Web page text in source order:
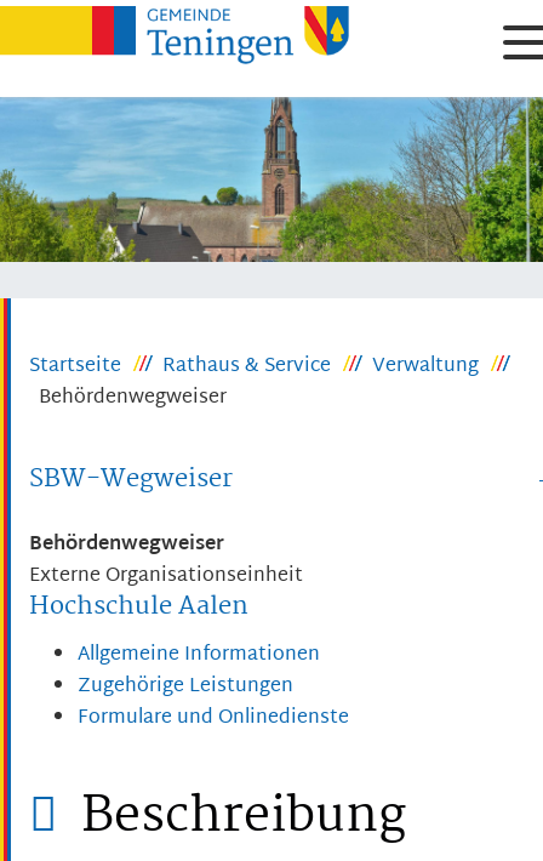
Startseite Rathaus & Service
Verwaltung
Behördenwegweiser
SBW-Wegweiser
Behördenwegweiser
Externe Organisationseinheit
Hochschule Aalen
Allgemeine Informationen
Zugehörige Leistungen
Formulare und Onlinedienste
Beschreibung